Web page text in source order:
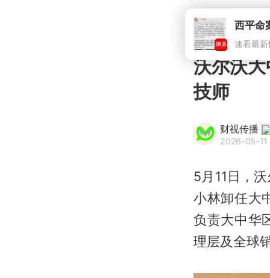
西平命
速看最
沃尔沃
技师
财视传播
2026-05-11
5月11日，
小林卸任大
负责大中华
理层及全球